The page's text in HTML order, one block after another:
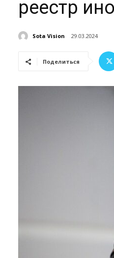
реестр
Sota Vision 29.03.2024
Поделиться